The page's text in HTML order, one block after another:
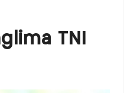
TNI